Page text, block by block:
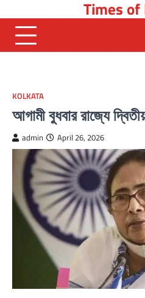
to
content
Times of
KOLKATA
আগামী বুধবার রাজ্যে
admin April 26, 2026